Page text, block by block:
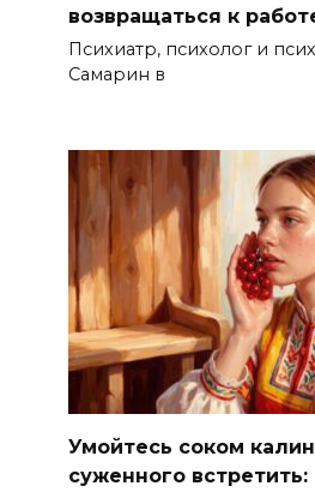
возвращаться к
Психиатр, психолог и
Самарин в
Умойтесь соком
суженного